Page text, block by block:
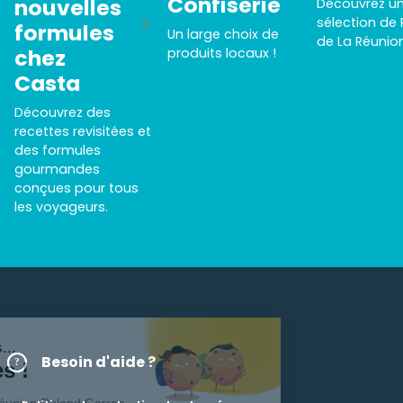
Salut c'est nous...
les Cookies !
nouvelles
formules
chez
Casta
Découvrez des
recettes revisitées et
des formules
gourmandes
conçues pour tous
les voyageurs.
Un large choix de
produits locaux !
Découvrez
sélection de
de La
Besoin d'aide ?